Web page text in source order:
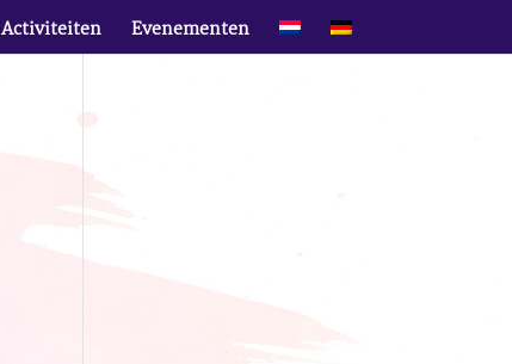
Activiteiten Evenementen